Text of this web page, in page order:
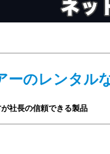
ーのレンタル
社長の信頼できる製品